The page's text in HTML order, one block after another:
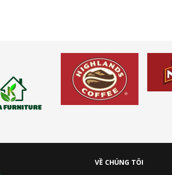
VỀ CHÚNG TÔI